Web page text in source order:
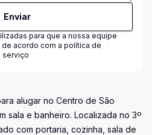
Enviar
para que a nossa equipe
acordo com a política de
serviço
alugar no Centro de São
sala e banheiro. Localizada no 3º
com portaria, cozinha, sala de